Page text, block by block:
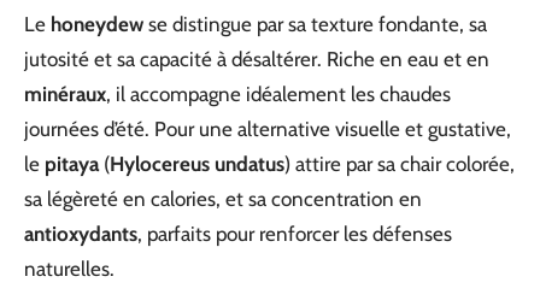
Le honeydew se distingue par sa texture fondante, sa
jutosité et sa capacité à désaltérer. Riche en eau et en
minéraux, il accompagne idéalement les chaudes
journées d’été. Pour une alternative visuelle et gustative,
le pitaya(Hylocereus undatus) attire par sa chair colorée,
sa légèreté en calories, et sa concentration en
antioxydants, parfaits pour renforcer les défenses
naturelles.